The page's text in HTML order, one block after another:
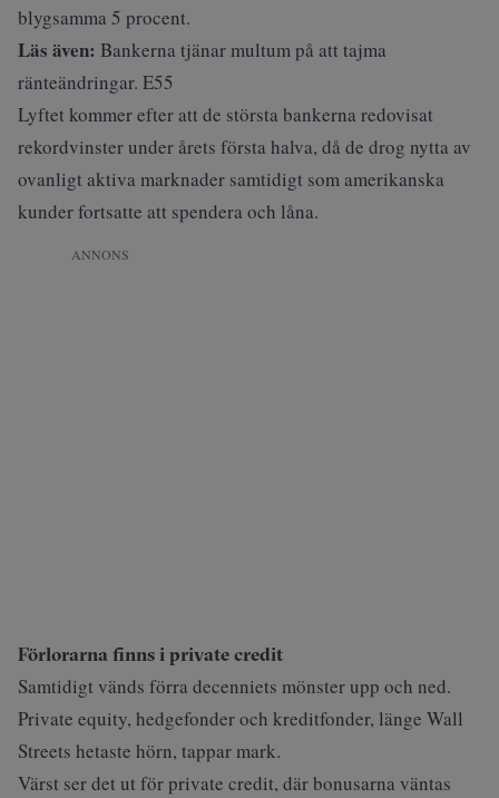
blygsamma 5 procent.
Läs även: Bankerna tjänar multum på att tajma
ränteändringar. E55
Lyftet kommer efter att de största bankerna redovisat
rekordvinster under årets första halva, då de drog nytta av
ovanligt aktiva marknader samtidigt som amerikanska
kunder fortsatte att spendera och låna.
ANNONS
Förlorarna finns i private credit
Samtidigt vänds förra decenniets mönster upp och ned.
Private equity, hedgefonder och kreditfonder, länge Wall
Streets hetaste hörn, tappar mark.
Värst ser det ut för private credit, där bonusarna väntas